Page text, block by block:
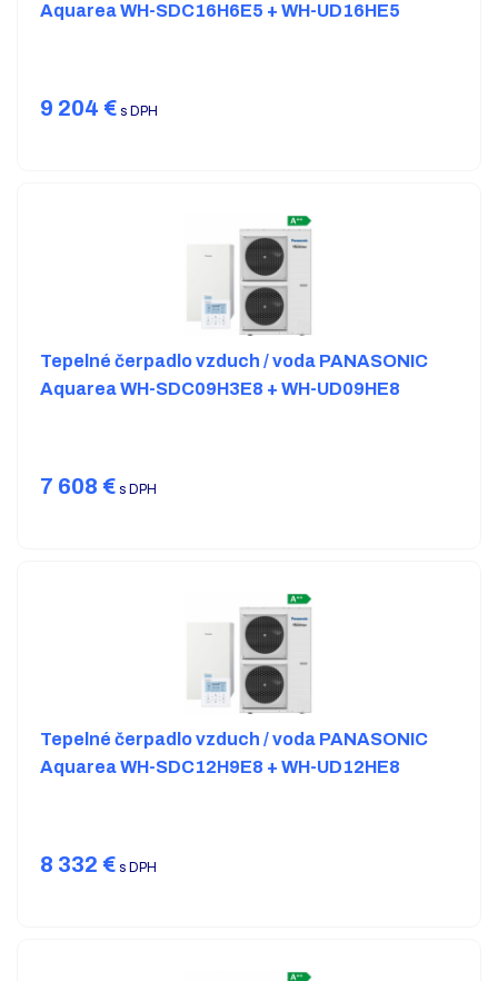
Aquarea WH-SDC16H6E5 + WH-UD16HE5
9 204 € s DPH
Tepelné čerpadlo vzduch / voda PANASONIC
Aquarea WH-SDC09H3E8 + WH-UD09HE8
7 608 € s DPH
Tepelné čerpadlo vzduch / voda PANASONIC
Aquarea WH-SDC12H9E8 + WH-UD12HE8
8 332 € s DPH